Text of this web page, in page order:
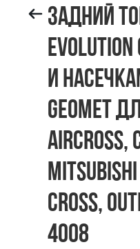
ЗАДНИЙ
И
GEOMET
AIRCROSS,
CROSS,
4008